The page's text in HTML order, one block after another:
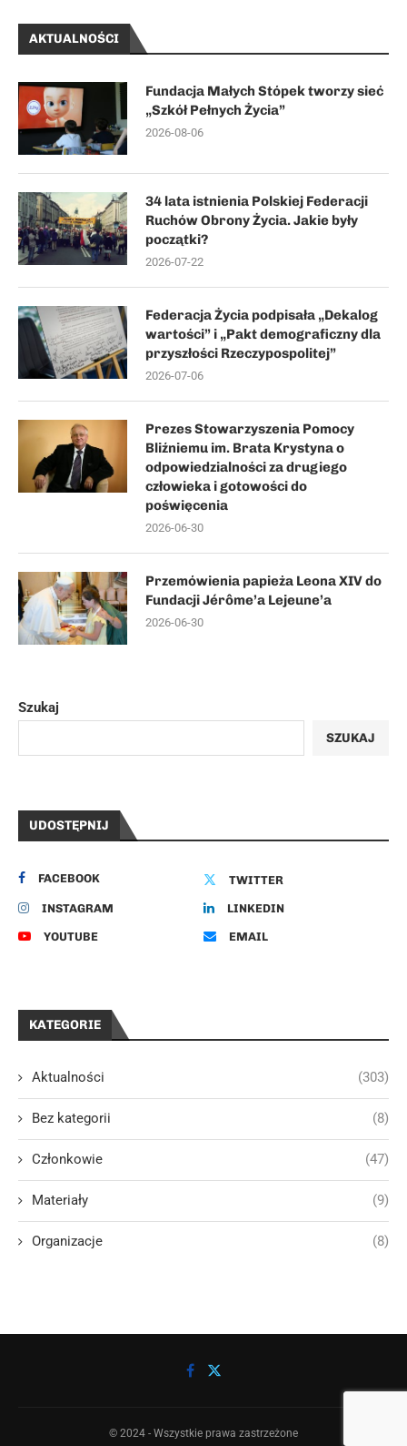
AKTUALNOŚCI
Fundacja Małych Stópek tworzy sieć
„Szkół Pełnych Życia”
2026-08-06
34 lata istnienia Polskiej Federacji
Ruchów Obrony Życia. Jakie były
początki?
2026-07-22
Federacja Życia podpisała „Dekalog
wartości” i „Pakt demograficzny dla
przyszłości Rzeczypospolitej”
2026-07-06
Prezes Stowarzyszenia Pomocy
Bliźniemu im. Brata Krystyna o
odpowiedzialności za drugiego
człowieka i gotowości do
poświęcenia
2026-06-30
Przemówienia papieża Leona XIV do
Fundacji Jérôme’a Lejeune’a
2026-06-30
Szukaj
SZUKAJ
UDOSTĘPNIJ
FACEBOOK TWITTER
INSTAGRAM LINKEDIN
YOUTUBE EMAIL
KATEGORIE
Aktualności (303)
Bez kategorii (8)
Członkowie (47)
Materiały (9)
Organizacje (8)
© 2024 - Wszystkie prawa zastrzeżone